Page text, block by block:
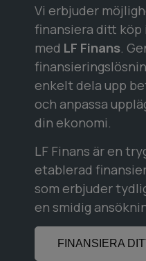
Vi erbjuder
finansiera ditt köp
med LF Finans.
enkelt dela upp
och anpassa
din ekonomi.
LF Finans är en
etablerad
som erbjuder
en smidig
FINANSIERA